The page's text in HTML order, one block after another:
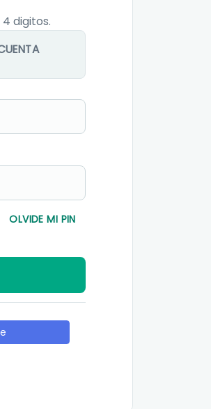
digitos.
OLVIDE MI PIN